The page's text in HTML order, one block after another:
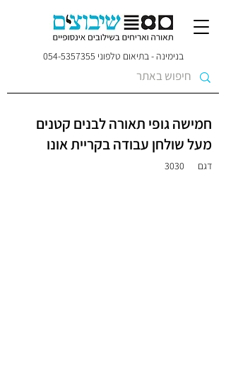
בנימינה - בתיאום טלפוני 054-5357355
חמישה גופי תאורה לבנים קטנים
מעל שולחן עבודה בקריית אונו
דגם 3030